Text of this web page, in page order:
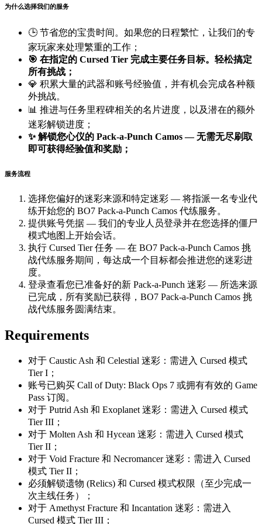
为什么选择我们的服务
🕒 节省您的宝贵时间。如果您的日程繁忙，让我们的专
家玩家来处理繁重的工作；
🎯 在指定的 Cursed Tier 完成主要任务目标。轻松搞定
所有挑战；
💎 积累大量的武器和账号经验值，并有机会完成各种额
外挑战。
📊 推进与任务里程碑相关的名片进度，以及潜在的额外
迷彩解锁进度；
✨ 解锁您心仪的 Pack-a-Punch Camos — 无需无尽刷取
即可获得经验值和奖励；
服务流程
选择您偏好的迷彩来源和特定迷彩 — 将指派一名专业代
练开始您的 BO7 Pack-a-Punch Camos 代练服务。
提供账号凭据 — 我们的专业人员登录并在您选择的僵尸
模式地图上开始会话。
执行 Cursed Tier 任务 — 在 BO7 Pack-a-Punch Camos 挑
战代练服务期间，每达成一个目标都会推进您的迷彩进
度。
登录查看您已准备好的新 Pack-a-Punch 迷彩 — 所选来源
已完成，所有奖励已获得，BO7 Pack-a-Punch Camos 挑
战代练服务圆满结束。
Requirements
对于 Caustic Ash 和 Celestial 迷彩：需进入 Cursed 模式
Tier I；
账号已购买 Call of Duty: Black Ops 7 或拥有有效的 Game
Pass 订阅。
对于 Putrid Ash 和 Exoplanet 迷彩：需进入 Cursed 模式
Tier III；
对于 Molten Ash 和 Hycean 迷彩：需进入 Cursed 模式
Tier II；
对于 Void Fracture 和 Necromancer 迷彩：需进入 Cursed
模式 Tier II；
必须解锁遗物 (Relics) 和 Cursed 模式权限（至少完成一
次主线任务）；
对于 Amethyst Fracture 和 Incantation 迷彩：需进入
Cursed 模式 Tier III；